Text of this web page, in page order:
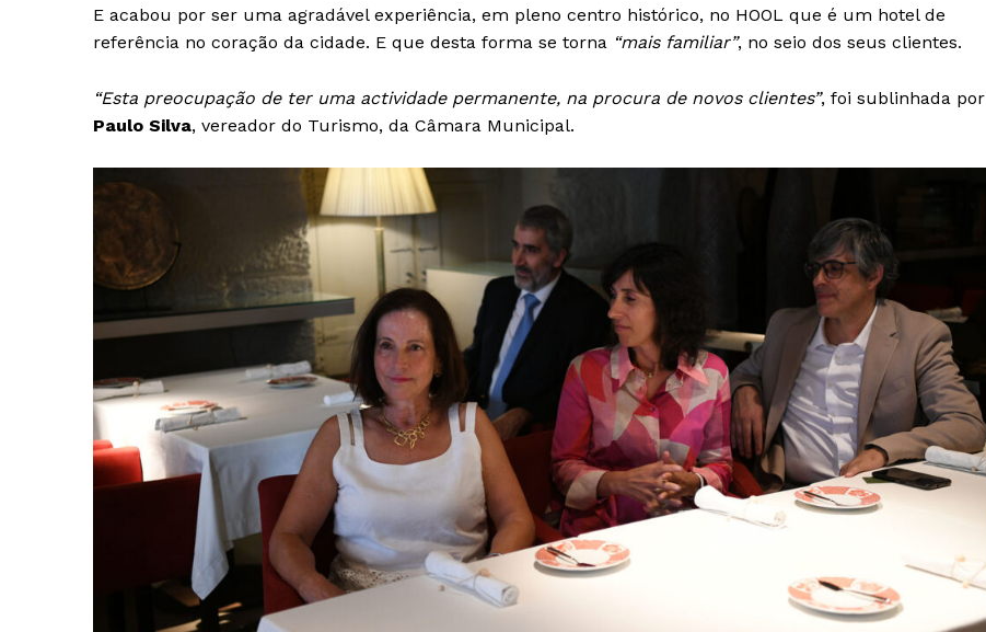
E acabou por ser uma agradável experiência, em pleno centro histórico, no HOOL que é um hotel de
referência no coração da cidade. E que desta forma se torna “mais familiar”, no seio dos seus clientes.
“Esta preocupação de ter uma actividade permanente, na procura de novos clientes”, foi sublinhada por
Paulo Silva, vereador do Turismo, da Câmara Municipal.